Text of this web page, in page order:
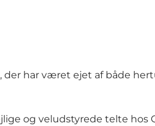
der har været ejet af både
og veludstyrede telte hos